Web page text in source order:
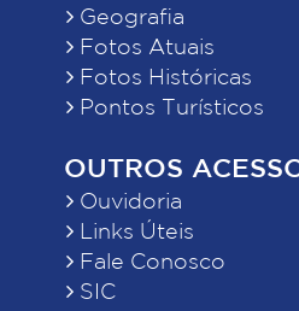
Geografia
Fotos Atuais
Fotos Históricas
Pontos Turísticos
OUTROS
Ouvidoria
Links Úteis
Fale Conosco
SIC